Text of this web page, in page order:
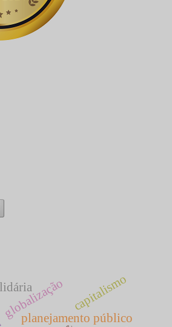
planejamento público
globalização capitalismo